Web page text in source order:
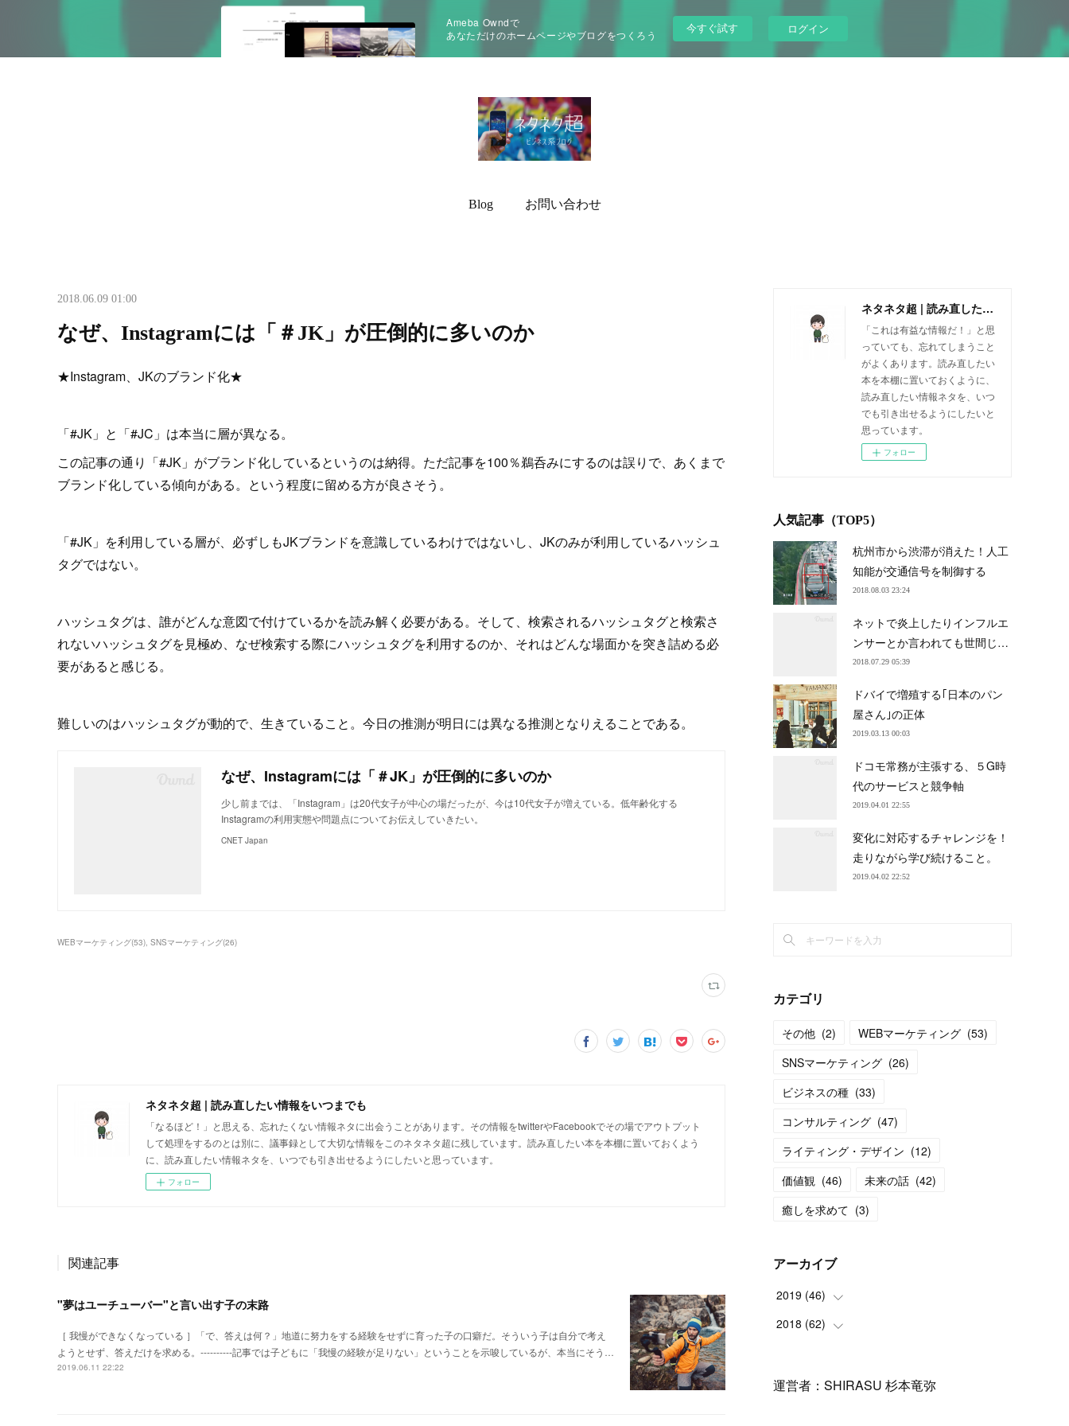
Ameba Owndで
あなただけのホームページやブログをつくろう
今すぐ試す ログイン
Blog お問い合わせ
2018.06.09 01:00
なぜ、Instagramには「＃JK」が圧倒的に多いのか
★Instagram、JKのブランド化★
「#JK」と「#JC」は本当に層が異なる。
この記事の通り「#JK」がブランド化しているというのは納得。ただ記事を100％鵜呑みにするのは誤りで、あくまで
ブランド化している傾向がある。という程度に留める方が良さそう。
「#JK」を利用している層が、必ずしもJKブランドを意識しているわけではないし、JKのみが利用しているハッシュ
タグではない。
ハッシュタグは、誰がどんな意図で付けているかを読み解く必要がある。そして、検索されるハッシュタグと検索さ
れないハッシュタグを見極め、なぜ検索する際にハッシュタグを利用するのか、それはどんな場面かを突き詰める必
要があると感じる。
難しいのはハッシュタグが動的で、生きていること。今日の推測が明日には異なる推測となりえることである。
なぜ、Instagramには「＃JK」が圧倒的に多いのか
少し前までは、「Instagram」は20代女子が中心の場だったが、今は10代女子が増えている。低年齢化する
Instagramの利用実態や問題点についてお伝えしていきたい。
CNET Japan
WEBマーケティング(53) SNSマーケティング(26)
ネタネタ超 | 読み直したい情報をいつまでも
「なるほど！」と思える、忘れたくない情報ネタに出会うことがあります。その情報をtwitterやFacebookでその場でアウトプット
して処理をするのとは別に、議事録として大切な情報をこのネタネタ超に残しています。読み直したい本を本棚に置いておくよう
に、読み直したい情報ネタを、いつでも引き出せるようにしたいと思っています。
フォロー
関連記事
"夢はユーチューバー"と言い出す子の末路
［ 我慢ができなくなっている ］「で、答えは何？」地道に努力をする経験をせずに育った子の口癖だ。そういう子は自分で考え
ようとせず、答えだけを求める。----------記事では子どもに「我慢の経験が足りない」ということを示唆しているが、本当にそう…
2019.06.11 22:22
ネタネタ超 | 読み直したい情報をいつまでも
「これは有益な情報だ！」と思
っていても、忘れてしまうこと
がよくあります。読み直したい
本を本棚に置いておくように、
読み直したい情報ネタを、いつ
でも引き出せるようにしたいと
思っています。
フォロー
人気記事（TOP5）
杭州市から渋滞が消えた！人工
知能が交通信号を制御する
2018.08.03 23:24
ネットで炎上したりインフルエ
ンサーとか言われても世間じ…
2018.07.29 05:39
ドバイで増殖する｢日本のパン
屋さん｣の正体
2019.03.13 00:03
ドコモ常務が主張する、５G時
代のサービスと競争軸
2019.04.01 22:55
変化に対応するチャレンジを！
走りながら学び続けること。
2019.04.02 22:52
カテゴリ
その他 (2) WEBマーケティング (53)
SNSマーケティング (26)
ビジネスの種 (33)
コンサルティング (47)
ライティング・デザイン (12)
価値観 (46) 未来の話 (42)
癒しを求めて (3)
アーカイブ
2019 (46)
(11
12)
2018 (62)
1 )
運営者：SHIRASU 杉本竜弥